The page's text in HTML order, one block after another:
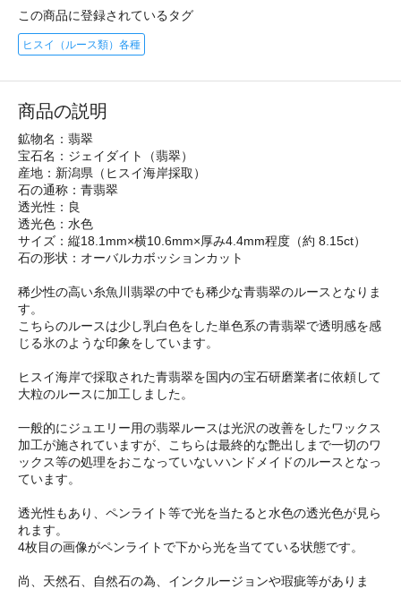
この商品に登録されているタグ
ヒスイ（ルース類）各種
商品の説明
鉱物名：翡翠
宝石名：ジェイダイト（翡翠）
産地：新潟県（ヒスイ海岸採取）
石の通称：青翡翠
透光性：良
透光色：水色
サイズ：縦18.1mm×横10.6mm×厚み4.4mm程度（約 8.15ct）
石の形状：オーバルカボッションカット
稀少性の高い糸魚川翡翠の中でも稀少な青翡翠のルースとなりま
す。
こちらのルースは少し乳白色をした単色系の青翡翠で透明感を感
じる氷のような印象をしています。
ヒスイ海岸で採取された青翡翠を国内の宝石研磨業者に依頼して
大粒のルースに加工しました。
一般的にジュエリー用の翡翠ルースは光沢の改善をしたワックス
加工が施されていますが、こちらは最終的な艶出しまで一切のワ
ックス等の処理をおこなっていないハンドメイドのルースとなっ
ています。
透光性もあり、ペンライト等で光を当たると水色の透光色が見ら
れます。
4枚目の画像がペンライトで下から光を当てている状態です。
尚、天然石、自然石の為、インクルージョンや瑕疵等がありま